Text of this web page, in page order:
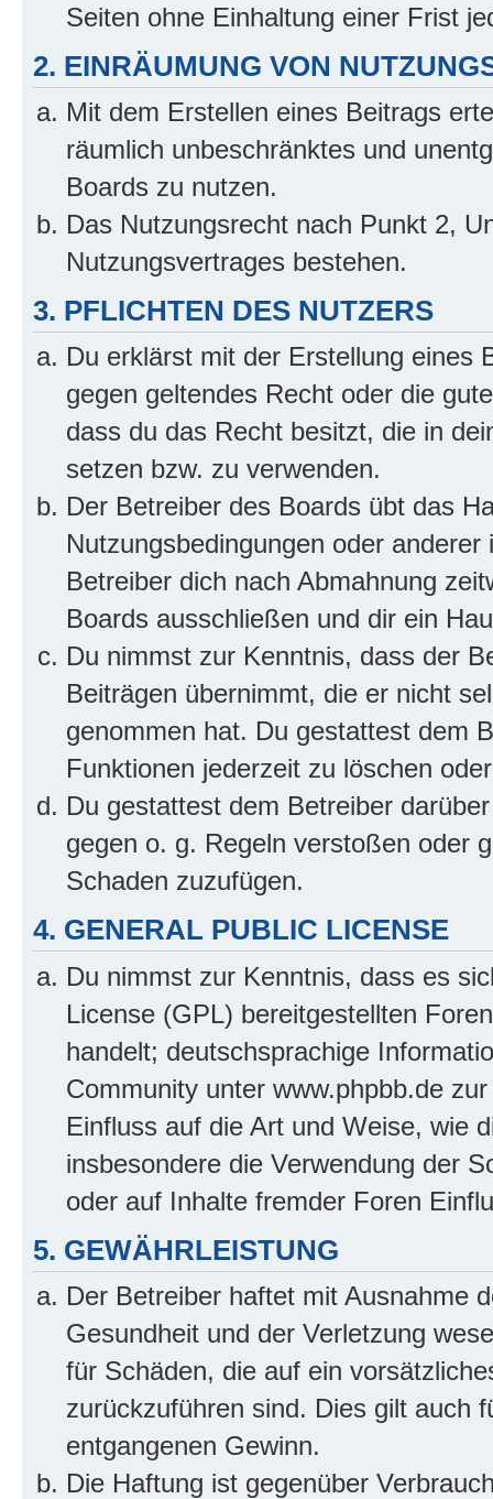
Seiten ohne Einhaltung einer Frist
2. EINRÄUMUNG VON
Mit dem Erstellen eines Beitrags
räumlich unbeschränktes und
Boards zu nutzen.
Das Nutzungsrecht nach Punkt 2,
Nutzungsvertrages bestehen.
3. PFLICHTEN DES NUTZERS
Du erklärst mit der Erstellung eines
gegen geltendes Recht oder die
dass du das Recht besitzt, die in
setzen bzw. zu verwenden.
Der Betreiber des Boards übt das
Nutzungsbedingungen oder
Betreiber dich nach Abmahnung
Boards ausschließen und dir ein
Du nimmst zur Kenntnis, dass der
Beiträgen übernimmt, die er nicht
genommen hat. Du gestattest dem
Funktionen jederzeit zu löschen
Du gestattest dem Betreiber
gegen o. g. Regeln verstoßen oder
Schaden zuzufügen.
4. GENERAL PUBLIC LICENSE
Du nimmst zur Kenntnis, dass es
License (GPL) bereitgestellten
handelt; deutschsprachige
Community unter www.phpbb.de
Einfluss auf die Art und Weise, wie
insbesondere die Verwendung der
oder auf Inhalte fremder Foren
5. GEWÄHRLEISTUNG
Der Betreiber haftet mit Ausnahme
Gesundheit und der Verletzung
für Schäden, die auf ein
zurückzuführen sind. Dies gilt auch
entgangenen Gewinn.
Die Haftung ist gegenüber